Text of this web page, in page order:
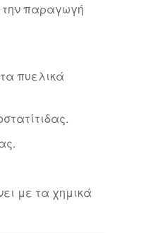
την παραγωγή
πυελικά
με τα χημικά